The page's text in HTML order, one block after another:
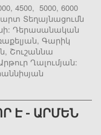
4500, 5000, 6000
Տեղայնացումն
Դերասանական
Գարիկ
Շուշաննա
Ղալումյան:
Է - ԱՐՄԵՆ